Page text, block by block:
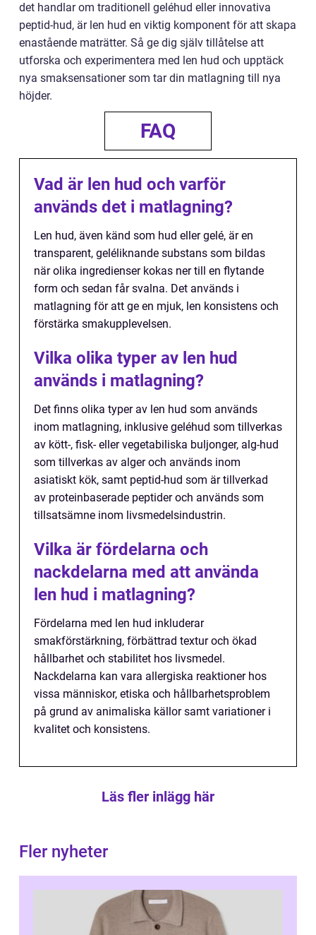
det handlar om traditionell geléhud eller innovativa
peptid-hud, är len hud en viktig komponent för att skapa
enastående maträtter. Så ge dig själv tillåtelse att
utforska och experimentera med len hud och upptäck
nya smaksensationer som tar din matlagning till nya
höjder.
FAQ
Vad är len hud och varför
används det i matlagning?
Len hud, även känd som hud eller gelé, är en
transparent, geléliknande substans som bildas
när olika ingredienser kokas ner till en flytande
form och sedan får svalna. Det används i
matlagning för att ge en mjuk, len konsistens och
förstärka smakupplevelsen.
Vilka olika typer av len hud
används i matlagning?
Det finns olika typer av len hud som används
inom matlagning, inklusive geléhud som tillverkas
av kött-, fisk- eller vegetabiliska buljonger, alg-hud
som tillverkas av alger och används inom
asiatiskt kök, samt peptid-hud som är tillverkad
av proteinbaserade peptider och används som
tillsatsämne inom livsmedelsindustrin.
Vilka är fördelarna och
nackdelarna med att använda
len hud i matlagning?
Fördelarna med len hud inkluderar
smakförstärkning, förbättrad textur och ökad
hållbarhet och stabilitet hos livsmedel.
Nackdelarna kan vara allergiska reaktioner hos
vissa människor, etiska och hållbarhetsproblem
på grund av animaliska källor samt variationer i
kvalitet och konsistens.
Läs fler inlägg här
Fler nyheter